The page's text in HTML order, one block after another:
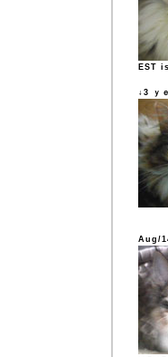
EST
↓3 ｙ
Aug/